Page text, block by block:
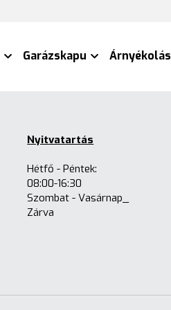
Garázskapu Árnyékolás
Nyitvatartás
Hétfő - Péntek:
08:00-16:30
Szombat - Vasárnap_
Zárva